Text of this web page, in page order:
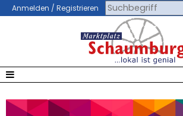
Anmelden / Registrieren